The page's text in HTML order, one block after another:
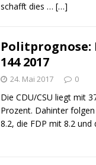
schafft dies … […]
144 2017
24. Mai 2017 0
Die CDU/CSU liegt mit
Prozent. Dahinter
8.2, die FDP mit 8.2